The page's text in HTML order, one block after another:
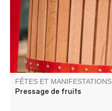
FÊTES ET MANIFESTATIONS
Pressage de fruits